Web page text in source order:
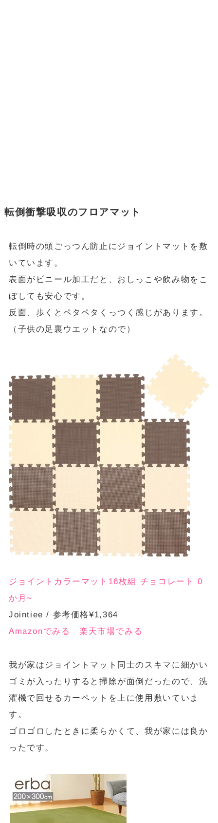
転倒衝撃吸収のフロアマット
転倒時の頭ごっつん防止にジョイントマットを敷
いています。
表面がビニール加工だと、おしっこや飲み物をこ
ぼしても安心です。
反面、歩くとペタペタくっつく感じがあります。
（子供の足裏ウエットなので）
ジョイントカラーマット16枚組 チョコレート 0
か月~
Jointiee / 参考価格¥1,364
Amazonでみる
楽天市場でみる
我が家はジョイントマット同士のスキマに細かい
ゴミが入ったりすると掃除が面倒だったので、洗
濯機で回せるカーペットを上に使用敷いていま
す。
ゴロゴロしたときに柔らかくて、我が家には良か
ったです。